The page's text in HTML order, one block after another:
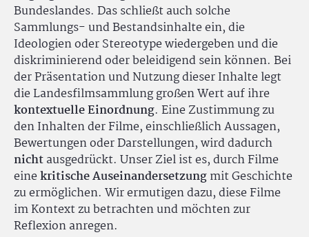
Bundeslandes. Das schließt auch solche
Sammlungs- und Bestandsinhalte ein, die
Ideologien oder Stereotype wiedergeben und die
diskriminierend oder beleidigend sein können. Bei
der Präsentation und Nutzung dieser Inhalte legt
die Landesfilmsammlung großen Wert auf ihre
kontextuelle Einordnung. Eine Zustimmung zu
den Inhalten der Filme, einschließlich Aussagen,
Bewertungen oder Darstellungen, wird dadurch
nichtausgedrückt. Unser Ziel ist es, durch Filme
einekritische Auseinandersetzungmit Geschichte
zu ermöglichen. Wir ermutigen dazu, diese Filme
im Kontext zu betrachten und möchten zur
Reflexion anregen.